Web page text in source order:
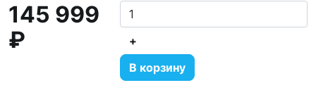
145 999
₽
+
В корзину